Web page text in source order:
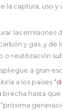
la captura, uso
las emisiones
y gas, y de
o reutilización
a gran
a los países
brecha hasta